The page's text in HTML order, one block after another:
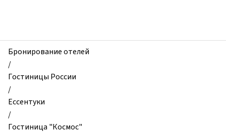
Гостиница
"Космос",
Ессентуки,
Россия
Бронирование отелей
/
Гостиницы России
/
Ессентуки
/
Гостиница "Космос"